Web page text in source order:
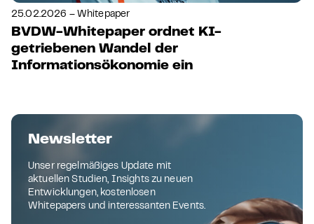
25.02.2026 – Whitepaper
BVDW-Whitepaper ordnet KI-
getriebenen Wandel der
Informationsökonomie ein
Newsletter
Unser regelmäßiges Update mit
aktuellen Studien, Insights zu neuen
Entwicklungen, kostenlosen
Whitepapers und interessanten Events.